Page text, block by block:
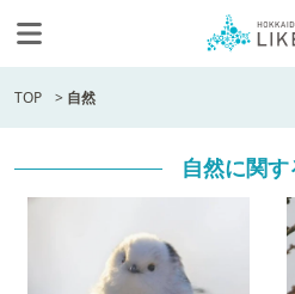
TOP > 自然
自然に関